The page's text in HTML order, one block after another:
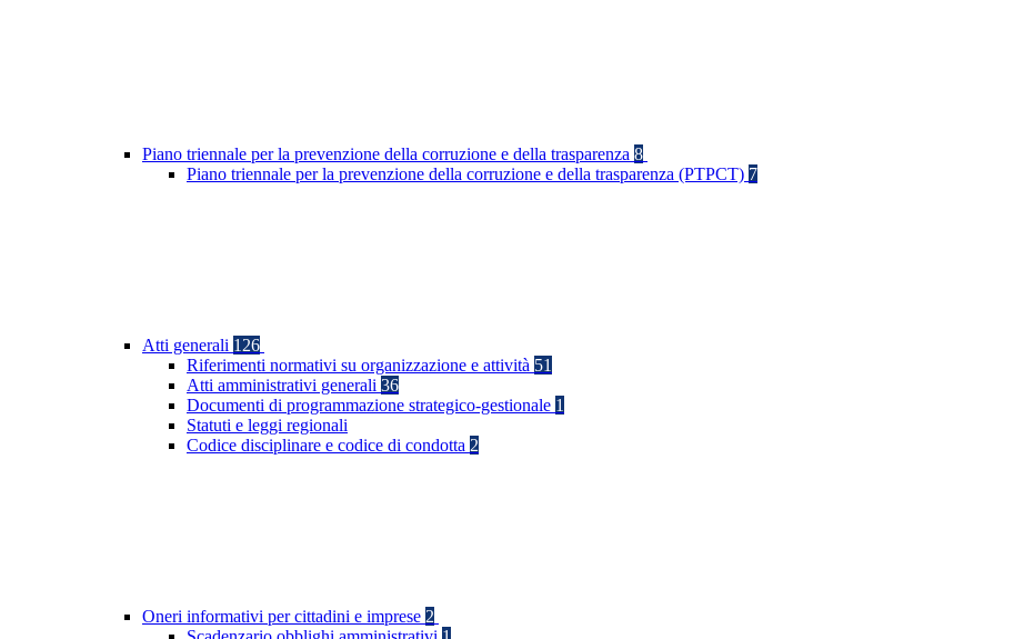
Piano triennale per la prevenzione della corruzione e della trasparenza 8
Piano triennale per la prevenzione della corruzione e della trasparenza (PTPCT) 7
Atti generali 126
Riferimenti normativi su organizzazione e attività 51
Atti amministrativi generali 36
Documenti di programmazione strategico-gestionale 1
Statuti e leggi regionali
Codice disciplinare e codice di condotta 2
Oneri informativi per cittadini e imprese 2